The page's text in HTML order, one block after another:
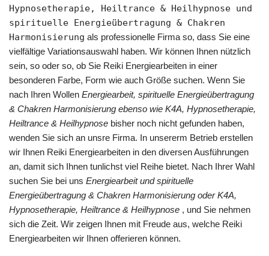
Hypnosetherapie, Heiltrance & Heilhypnose und
spirituelle Energieübertragung & Chakren
Harmonisierung als professionelle Firma so, dass Sie eine
vielfältige Variationsauswahl haben. Wir können Ihnen nützlich
sein, so oder so, ob Sie Reiki Energiearbeiten in einer
besonderen Farbe, Form wie auch Größe suchen. Wenn Sie
nach Ihren Wollen Energiearbeit, spirituelle Energieübertragung
& Chakren Harmonisierung ebenso wie K4A, Hypnosetherapie,
Heiltrance & Heilhypnose bisher noch nicht gefunden haben,
wenden Sie sich an unsre Firma. In unsererm Betrieb erstellen
wir Ihnen Reiki Energiearbeiten in den diversen Ausführungen
an, damit sich Ihnen tunlichst viel Reihe bietet. Nach Ihrer Wahl
suchen Sie bei uns Energiearbeit und spirituelle
Energieübertragung & Chakren Harmonisierung oder K4A,
Hypnosetherapie, Heiltrance & Heilhypnose , und Sie nehmen
sich die Zeit. Wir zeigen Ihnen mit Freude aus, welche Reiki
Energiearbeiten wir Ihnen offerieren können.